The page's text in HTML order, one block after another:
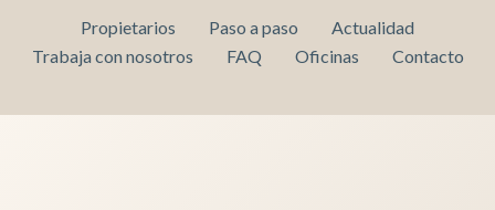
Propietarios Paso a paso
Actualidad
Trabaja con nosotros
FAQ Oficinas Contacto